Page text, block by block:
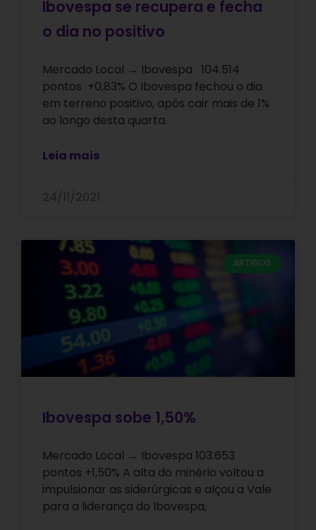
Ibovespa se recupera e fecha
o dia no positivo
Mercado Local → Ibovespa 104.514
pontos +0,83% O Ibovespa fechou o dia
em terreno positivo, após cair mais de 1%
ao longo desta quarta.
Leia mais
ARTIGOS
Ibovespa sobe 1,50%
Mercado Local → Ibovespa 103.653
pontos +1,50% A alta do minério voltou a
impulsionar as siderúrgicas e alçou a Vale
para a liderança do Ibovespa,